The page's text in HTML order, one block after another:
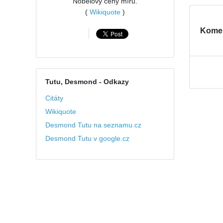
( Wikiquote)
Tutu, Desmond - Odkazy
Citáty
Wikiquote
Desmond Tutu na seznamu.cz
Desmond Tutu v google.cz